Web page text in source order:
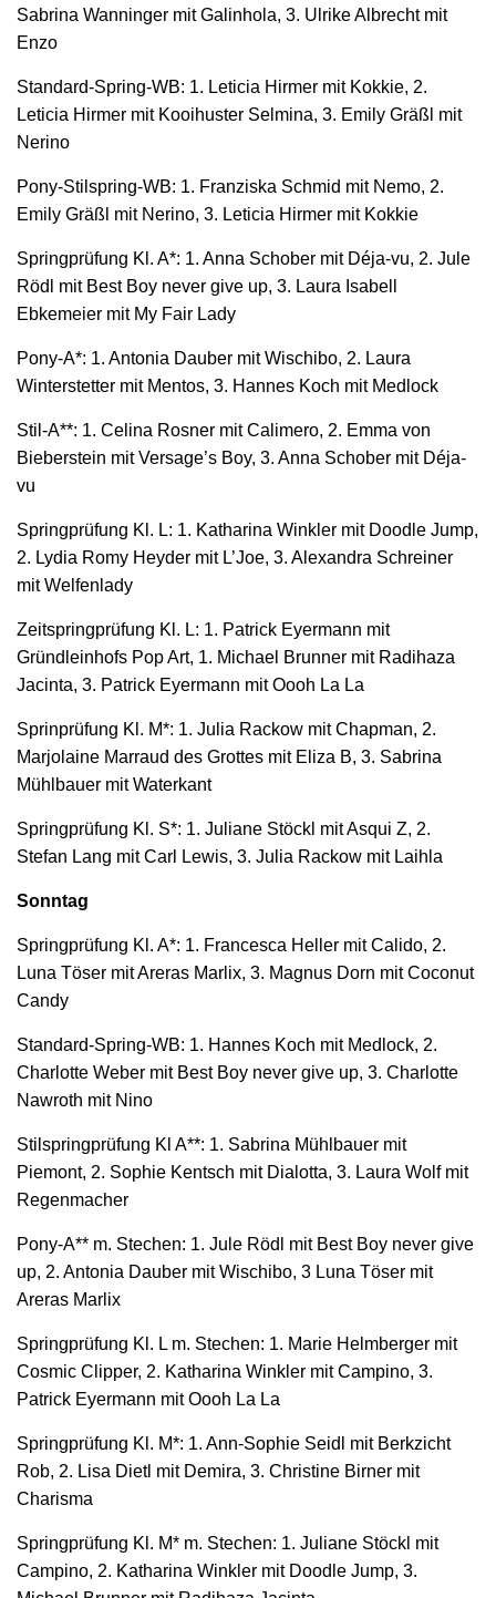
Sabrina Wanninger mit Galinhola, 3. Ulrike Albrecht mit
Enzo
Standard-Spring-WB: 1. Leticia Hirmer mit Kokkie, 2.
Leticia Hirmer mit Kooihuster Selmina, 3. Emily Gräßl mit
Nerino
Pony-Stilspring-WB: 1. Franziska Schmid mit Nemo, 2.
Emily Gräßl mit Nerino, 3. Leticia Hirmer mit Kokkie
Springprüfung Kl. A*: 1. Anna Schober mit Déja-vu, 2. Jule
Rödl mit Best Boy never give up, 3. Laura Isabell
Ebkemeier mit My Fair Lady
Pony-A*: 1. Antonia Dauber mit Wischibo, 2. Laura
Winterstetter mit Mentos, 3. Hannes Koch mit Medlock
Stil-A**: 1. Celina Rosner mit Calimero, 2. Emma von
Bieberstein mit Versage’s Boy, 3. Anna Schober mit Déja-
vu
Springprüfung Kl. L: 1. Katharina Winkler mit Doodle Jump,
2. Lydia Romy Heyder mit L’Joe, 3. Alexandra Schreiner
mit Welfenlady
Zeitspringprüfung Kl. L: 1. Patrick Eyermann mit
Gründleinhofs Pop Art, 1. Michael Brunner mit Radihaza
Jacinta, 3. Patrick Eyermann mit Oooh La La
Sprinprüfung Kl. M*: 1. Julia Rackow mit Chapman, 2.
Marjolaine Marraud des Grottes mit Eliza B, 3. Sabrina
Mühlbauer mit Waterkant
Springprüfung Kl. S*: 1. Juliane Stöckl mit Asqui Z, 2.
Stefan Lang mit Carl Lewis, 3. Julia Rackow mit Laihla
Sonntag
Springprüfung Kl. A*: 1. Francesca Heller mit Calido, 2.
Luna Töser mit Areras Marlix, 3. Magnus Dorn mit Coconut
Candy
Standard-Spring-WB: 1. Hannes Koch mit Medlock, 2.
Charlotte Weber mit Best Boy never give up, 3. Charlotte
Nawroth mit Nino
Stilspringprüfung Kl A**: 1. Sabrina Mühlbauer mit
Piemont, 2. Sophie Kentsch mit Dialotta, 3. Laura Wolf mit
Regenmacher
Pony-A** m. Stechen: 1. Jule Rödl mit Best Boy never give
up, 2. Antonia Dauber mit Wischibo, 3 Luna Töser mit
Areras Marlix
Springprüfung Kl. L m. Stechen: 1. Marie Helmberger mit
Cosmic Clipper, 2. Katharina Winkler mit Campino, 3.
Patrick Eyermann mit Oooh La La
Springprüfung Kl. M*: 1. Ann-Sophie Seidl mit Berkzicht
Rob, 2. Lisa Dietl mit Demira, 3. Christine Birner mit
Charisma
Springprüfung Kl. M* m. Stechen: 1. Juliane Stöckl mit
Campino, 2. Katharina Winkler mit Doodle Jump, 3.